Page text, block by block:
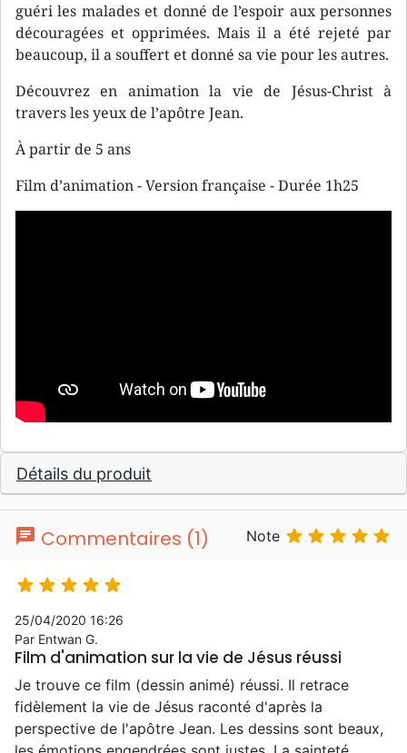
guéri les malades et donné de l’espoir aux personnes
découragées et opprimées. Mais il a été rejeté par
beaucoup, il a souffert et donné sa vie pour les autres.
Découvrez en animation la vie de Jésus-Christ à
travers les yeux de l’apôtre Jean.
À partir de 5 ans
Film d’animation - Version française - Durée 1h25
Détails du produit
chat Commentaires (1) Note     
    
25/04/2020 16:26
Par Entwan G.
Film d'animation sur la vie de Jésus réussi
Je trouve ce film (dessin animé) réussi. Il retrace
fidèlement la vie de Jésus raconté d'après la
perspective de l'apôtre Jean. Les dessins sont beaux,